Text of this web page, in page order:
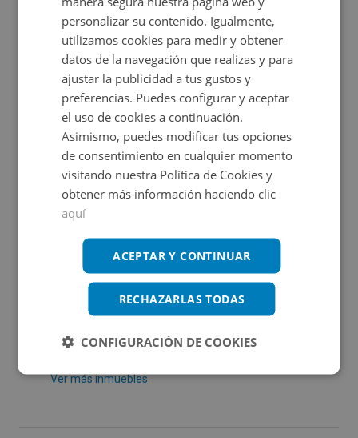
a unos veinte minutos de la playa. Dispone de rápido
acceso a la autopista C-32 y está próxima a la estación
de tren de Rodalies de Segur de Calafell. Calafell es un
municipio costero con gran variedad de servicios y
comercios.
Ampliar mapa
Ver en mapa
Certificado energético
Calificación de eficiencia energética
de vivienda terminado según RD
390/2021 de 1 de junio.
Promociones asociadas
Ver más inmuebles
personalizar su contenido. Igualmente,
utilizamos cookies para medir y obtener
datos de la navegación que realizas y para
ajustar la publicidad a tus gustos y
preferencias. Puedes configurar y aceptar
el uso de cookies a continuación.
Asimismo, puedes modificar tus opciones
de consentimiento en cualquier momento
visitando nuestra Política de Cookies y
obtener más información haciendo clic
aquí
ACEPTAR Y CONTINUAR
RECHAZARLAS TODAS
CONFIGURACIÓN DE COOKIES